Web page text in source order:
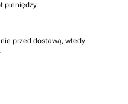
pieniędzy.
przed dostawą, wtedy